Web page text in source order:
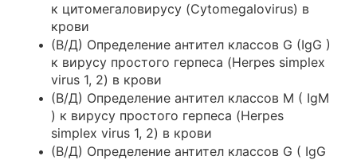
к цитомегаловирусу (Cytomegalovirus) в
крови
(В/Д) Определение антител классов G (IgG )
к вирусу простого герпеса (Herpes simplex
virus 1, 2) в крови
(В/Д) Определение антител классов M ( IgM
) к вирусу простого герпеса (Herpes
simplex virus 1, 2) в крови
(В/Д) Определение антител классов G ( IgG